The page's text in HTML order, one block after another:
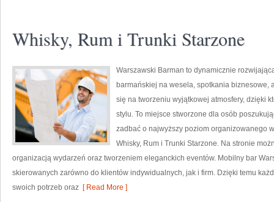
Whisky, Rum i Trunki Starzone
Warszawski Barman to dynamicznie
barmańskiej na wesela, spotkania biznesowe,
się na tworzeniu wyjątkowej atmosfery, dzięki
stylu. To miejsce stworzone dla osób
zadbać o najwyższy poziom organizowanego
Whisky, Rum i Trunki Starzone. Na stronie
organizacją wydarzeń oraz tworzeniem eleganckich eventów. Mobilny bar
skierowanych zarówno do klientów indywidualnych, jak i firm. Dzięki temu
swoich potrzeb oraz [ Read More ]